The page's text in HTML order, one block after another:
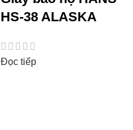
HS-38 ALASKA
Đọc tiếp